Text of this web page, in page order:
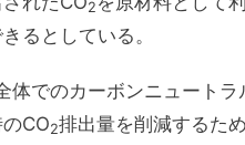
2
るとしている。
でのカーボンニュート
CO2排出量を削減するた